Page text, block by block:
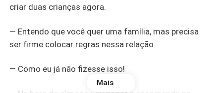
criar duas crianças agora.
— Entendo que você quer uma família, mas precisa
ser firme colocar regras nessa relação.
— Como eu já não fizesse isso!
Mais